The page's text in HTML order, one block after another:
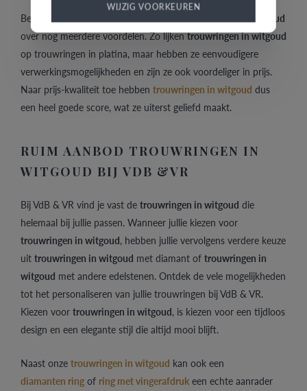
Behalve dat ze tijdloos zijn, beschikken
trouwringen in witgoud
over nog meerdere voordelen. Zo lijkentrouwringen in witgoud
op trouwringen in platina, maar hebben ze eenvoudigere
verwerkingsmogelijkheden en zijn ze ook voordeliger in prijs.
Naar prijs-kwaliteit toe hebben trouwringen in witgoud dus
een heel goede score, wat ze uiterst geliefd maakt.
RUIM AANBOD TROUWRINGEN IN
WITGOUD BIJ VDB &VR
Bij VdB & VR vind je vast de trouwringen in witgoud die
helemaal bij jullie passen. Wanneer jullie kiezen voor
trouwringen in witgoud, hebben jullie vervolgens verdere keuze
uit trouwringen in witgoud met diamant of trouwringen in
witgoud met andere edelstenen. Ontdek de vele mogelijkheden
tot het personaliseren van jullie trouwringen bij VdB & VR.
Kiezen voor trouwringen in witgoud, is kiezen voor een tijdloos
design en een elegante stijl die altijd mooi blijft.
Naast onze trouwringen in witgoud kan ook een
diamanten ring of ring met vingerafdruk een echte aanrader
WIJZIG VOORKEUREN